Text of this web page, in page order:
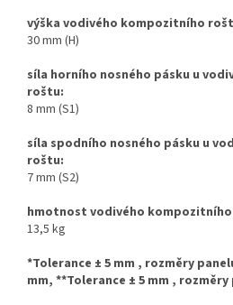
výška vodivého kompozitního
30 mm (H)
síla horního nosného pásku u
roštu:
8 mm (S1)
síla spodního nosného pásku u
roštu:
7 mm (S2)
hmotnost vodivého
13,5 kg
*Tolerance ± 5 mm , rozměry
mm, **Tolerance ± 5 mm , rozměry